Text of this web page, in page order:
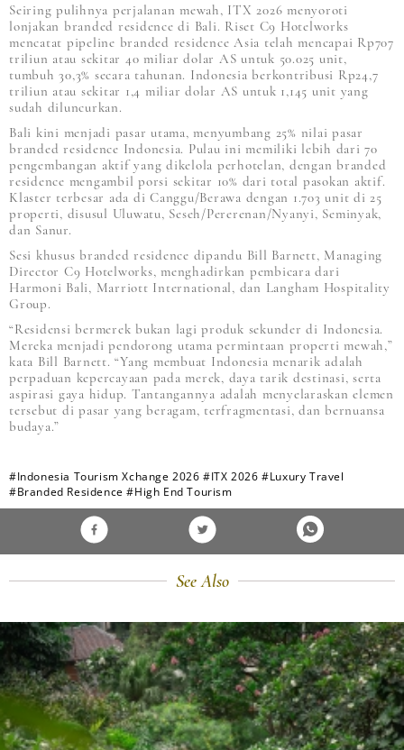
Seiring pulihnya perjalanan mewah, ITX 2026 menyoroti
lonjakan branded residence di Bali. Riset C9 Hotelworks
mencatat pipeline branded residence Asia telah mencapai Rp707
triliun atau sekitar 40 miliar dolar AS untuk 50.025 unit,
tumbuh 30,3% secara tahunan. Indonesia berkontribusi Rp24,7
triliun atau sekitar 1,4 miliar dolar AS untuk 1,145 unit yang
sudah diluncurkan.
Bali kini menjadi pasar utama, menyumbang 25% nilai pasar
branded residence Indonesia. Pulau ini memiliki lebih dari 70
pengembangan aktif yang dikelola perhotelan, dengan branded
residence mengambil porsi sekitar 10% dari total pasokan aktif.
Klaster terbesar ada di Canggu/Berawa dengan 1.703 unit di 25
properti, disusul Uluwatu, Seseh/Pererenan/Nyanyi, Seminyak,
dan Sanur.
Sesi khusus branded residence dipandu Bill Barnett, Managing
Director C9 Hotelworks, menghadirkan pembicara dari
Harmoni Bali, Marriott International, dan Langham Hospitality
Group.
“Residensi bermerek bukan lagi produk sekunder di Indonesia.
Mereka menjadi pendorong utama permintaan properti mewah,”
kata Bill Barnett. “Yang membuat Indonesia menarik adalah
perpaduan kepercayaan pada merek, daya tarik destinasi, serta
aspirasi gaya hidup. Tantangannya adalah menyelaraskan elemen
tersebut di pasar yang beragam, terfragmentasi, dan bernuansa
budaya.”
#Indonesia Tourism Xchange 2026 #ITX 2026 #Luxury Travel
#Branded Residence #High End Tourism
See Also